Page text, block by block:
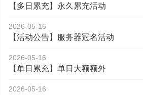
【多日累充】永久累充活动
2026-05-16
【活动公告】服务器冠名活动
2026-05-16
【单日累充】单日大额额外
2026-05-16